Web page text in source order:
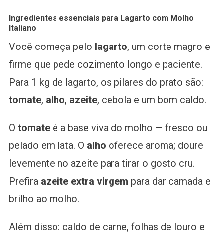
Ingredientes essenciais para Lagarto com Molho
Italiano
Você começa pelo lagarto, um corte magro e
firme que pede cozimento longo e paciente.
Para 1 kg de lagarto, os pilares do prato são:
tomate, alho, azeite, cebola e um bom caldo.
O tomateé a base viva do molho — fresco ou
pelado em lata. O alho oferece aroma; doure
levemente no azeite para tirar o gosto cru.
Prefira azeite extra virgem para dar camada e
brilho ao molho.
Além disso: caldo de carne, folhas de louro e